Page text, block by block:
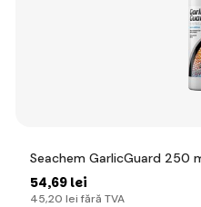
Seachem GarlicGuard 250
54,69 lei
45,20 lei fără TVA